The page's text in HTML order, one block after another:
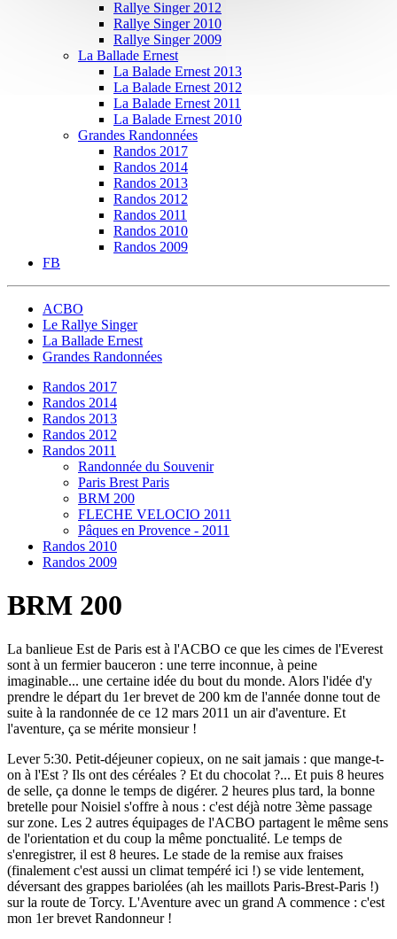
Rallye Singer 2012
Rallye Singer 2010
Rallye Singer 2009
La Ballade Ernest
La Balade Ernest 2013
La Balade Ernest 2012
La Balade Ernest 2011
La Balade Ernest 2010
Grandes Randonnées
Randos 2017
Randos 2014
Randos 2013
Randos 2012
Randos 2011
Randos 2010
Randos 2009
FB
ACBO
Le Rallye Singer
La Ballade Ernest
Grandes Randonnées
Randos 2017
Randos 2014
Randos 2013
Randos 2012
Randos 2011
Randonnée du Souvenir
Paris Brest Paris
BRM 200
FLECHE VELOCIO 2011
Pâques en Provence - 2011
Randos 2010
Randos 2009
BRM 200
La banlieue Est de Paris est à l'ACBO ce que les cimes de l'Everest
sont à un fermier bauceron : une terre inconnue, à peine
imaginable... une certaine idée du bout du monde. Alors l'idée d'y
prendre le départ du 1er brevet de 200 km de l'année donne tout de
suite à la randonnée de ce 12 mars 2011 un air d'aventure. Et
l'aventure, ça se mérite monsieur !
Lever 5:30. Petit-déjeuner copieux, on ne sait jamais : que mange-t-
on à l'Est ? Ils ont des céréales ? Et du chocolat ?... Et puis 8 heures
de selle, ça donne le temps de digérer. 2 heures plus tard, la bonne
bretelle pour Noisiel s'offre à nous : c'est déjà notre 3ème passage
sur zone. Les 2 autres équipages de l'ACBO partagent le même sens
de l'orientation et du coup la même ponctualité. Le temps de
s'enregistrer, il est 8 heures. Le stade de la remise aux fraises
(finalement c'est aussi un climat tempéré ici !) se vide lentement,
déversant des grappes bariolées (ah les maillots Paris-Brest-Paris !)
sur la route de Torcy. L'Aventure avec un grand A commence : c'est
mon 1er brevet Randonneur !